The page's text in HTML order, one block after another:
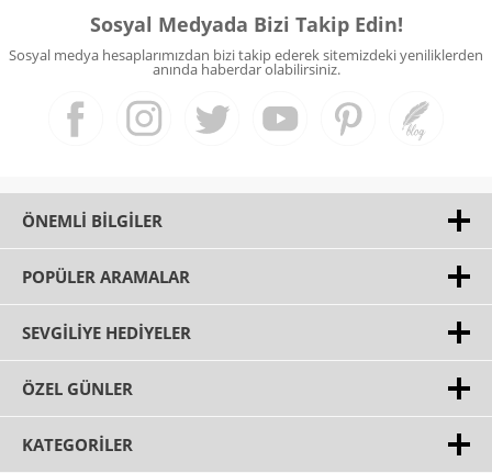
Sosyal Medyada Bizi Takip Edin!
Sosyal medya hesaplarımızdan bizi takip ederek sitemizdeki yeniliklerden
anında haberdar olabilirsiniz.
ÖNEMLI BILGILER
POPÜLER ARAMALAR
SEVGILIYE HEDIYELER
ÖZEL GÜNLER
KATEGORILER